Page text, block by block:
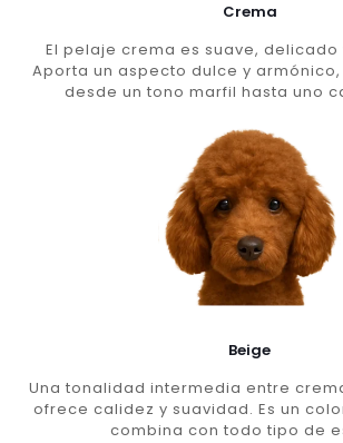
Crema
El pelaje crema es suave, delicado
Aporta un aspecto dulce y
desde un tono marfil hasta uno
Beige
Una tonalidad intermedia entre
ofrece calidez y suavidad. Es un
combina con todo tipo de